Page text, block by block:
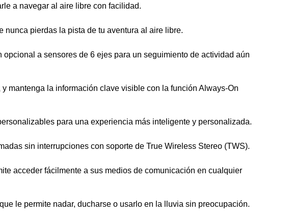
a navegar al aire libre con facilidad.
pierdas la pista de tu aventura al aire libre.
a sensores de 6 ejes para un seguimiento de actividad aún
mantenga la información clave visible con la función Always-On
para una experiencia más inteligente y personalizada.
sin interrupciones con soporte de True Wireless Stereo (TWS).
acceder fácilmente a sus medios de comunicación en cualquier
le permite nadar, ducharse o usarlo en la lluvia sin preocupación.